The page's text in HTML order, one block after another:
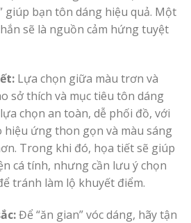
giúp bạn tôn dáng hiệu quả. Một
sẽ là nguồn cảm hứng tuyệt
Lựa chọn giữa màu trơn và
sở thích và mục tiêu tôn dáng
chọn an toàn, dễ phối đồ, với
hiệu ứng thon gọn và màu sáng
Trong khi đó, họa tiết sẽ giúp
cá tính, nhưng cần lưu ý chọn
tránh làm lộ khuyết điểm.
Để “ăn gian” vóc dáng, hãy tận